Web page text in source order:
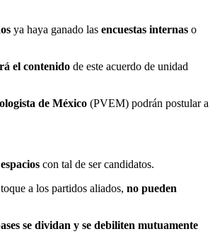
ya haya ganado las encuestas internas o
el contenido de este acuerdo de unidad
de México (PVEM) podrán postular a
con tal de ser candidatos.
a los partidos aliados, no pueden
se dividan y se debiliten mutuamente